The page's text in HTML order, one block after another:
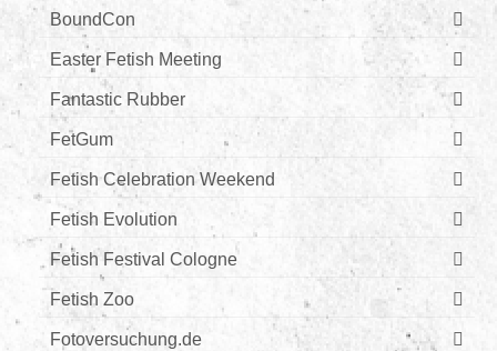
BoundCon
Easter Fetish Meeting
Fantastic Rubber
FetGum
Fetish Celebration Weekend
Fetish Evolution
Fetish Festival Cologne
Fetish Zoo
Fotoversuchung.de